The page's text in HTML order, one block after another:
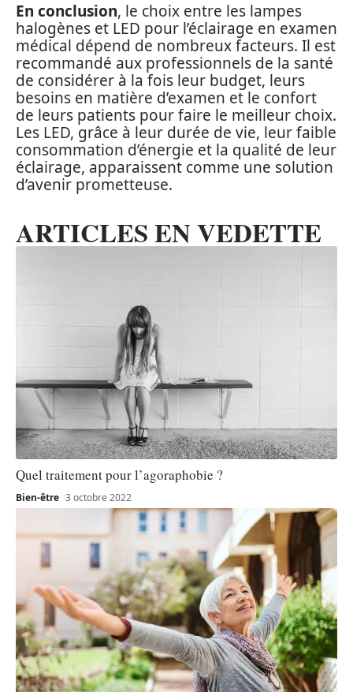
En conclusion, le choix entre les lampes
halogènes et LED pour l’éclairage en examen
médical dépend de nombreux facteurs. Il est
recommandé aux professionnels de la santé
de considérer à la fois leur budget, leurs
besoins en matière d’examen et le confort
de leurs patients pour faire le meilleur choix.
Les LED, grâce à leur durée de vie, leur faible
consommation d’énergie et la qualité de leur
éclairage, apparaissent comme une solution
d’avenir prometteuse.
ARTICLES EN VEDETTE
Quel traitement pour l’agoraphobie ?
Bien-être 3 octobre 2022